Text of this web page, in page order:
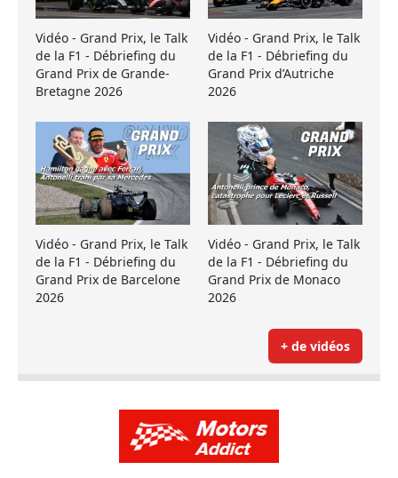
Vidéo - Grand Prix, le Talk
de la F1 - Débriefing du
Grand Prix de Grande-
Bretagne 2026
Vidéo - Grand Prix, le Talk
de la F1 - Débriefing du
Grand Prix d’Autriche
2026
Vidéo - Grand Prix, le Talk
de la F1 - Débriefing du
Grand Prix de Barcelone
2026
Vidéo - Grand Prix, le Talk
de la F1 - Débriefing du
Grand Prix de Monaco
2026
+ de vidéos